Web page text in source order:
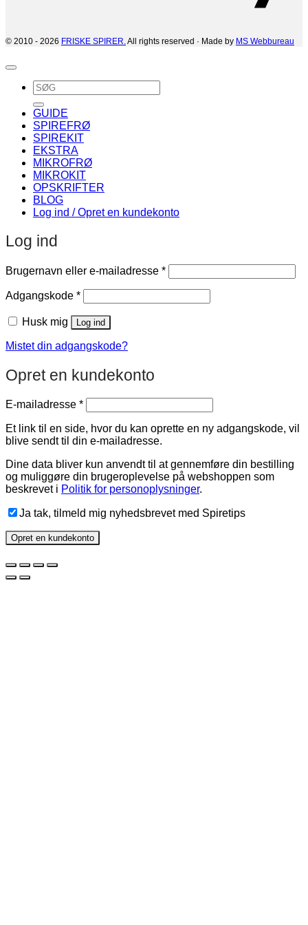
© 2010 - 2026 FRISKE SPIRER.All rights reserved · Made by MS Webbureau
Søg
efter:
GUIDE
SPIREFRØ
SPIREKIT
EKSTRA
MIKROFRØ
MIKROKIT
OPSKRIFTER
BLOG
Log ind / Opret en kundekonto
Log ind
Brugernavn eller e-mailadresse *Påkrævet
Adgangskode *Påkrævet
Husk mig Log ind
Mistet din adgangskode?
Opret en kundekonto
E-mailadresse *Påkrævet
Et link til en side, hvor du kan oprette en ny adgangskode, vil
blive sendt til din e-mailadresse.
Dine data bliver kun anvendt til at gennemføre din bestilling
og muliggøre din brugeroplevelse på webshoppen som
beskrevet i Politik for personoplysninger.
Ja tak, tilmeld mig nyhedsbrevet med Spiretips
Opret en kundekonto